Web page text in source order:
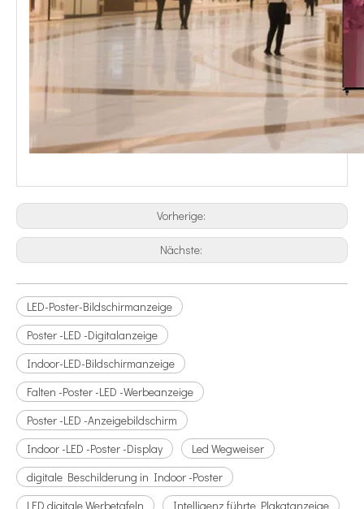
Vorherige:
Nächste:
LED-Poster-Bildschirmanzeige
Poster -LED -Digitalanzeige
Indoor-LED-Bildschirmanzeige
Falten -Poster -LED -Werbeanzeige
Poster -LED -Anzeigebildschirm
Indoor -LED -Poster -Display
Led Wegweiser
digitale Beschilderung in Indoor -Poster
LED digitale Werbetafeln
Intelligenz führte Plakatanzeige